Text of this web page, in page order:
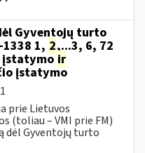
Gyventojų turto
1, 2,...3, 6, 72
įstatymoir
įstatymo
prie Lietuvos
(toliau – VMI prie FM)
dėl Gyventojų turto